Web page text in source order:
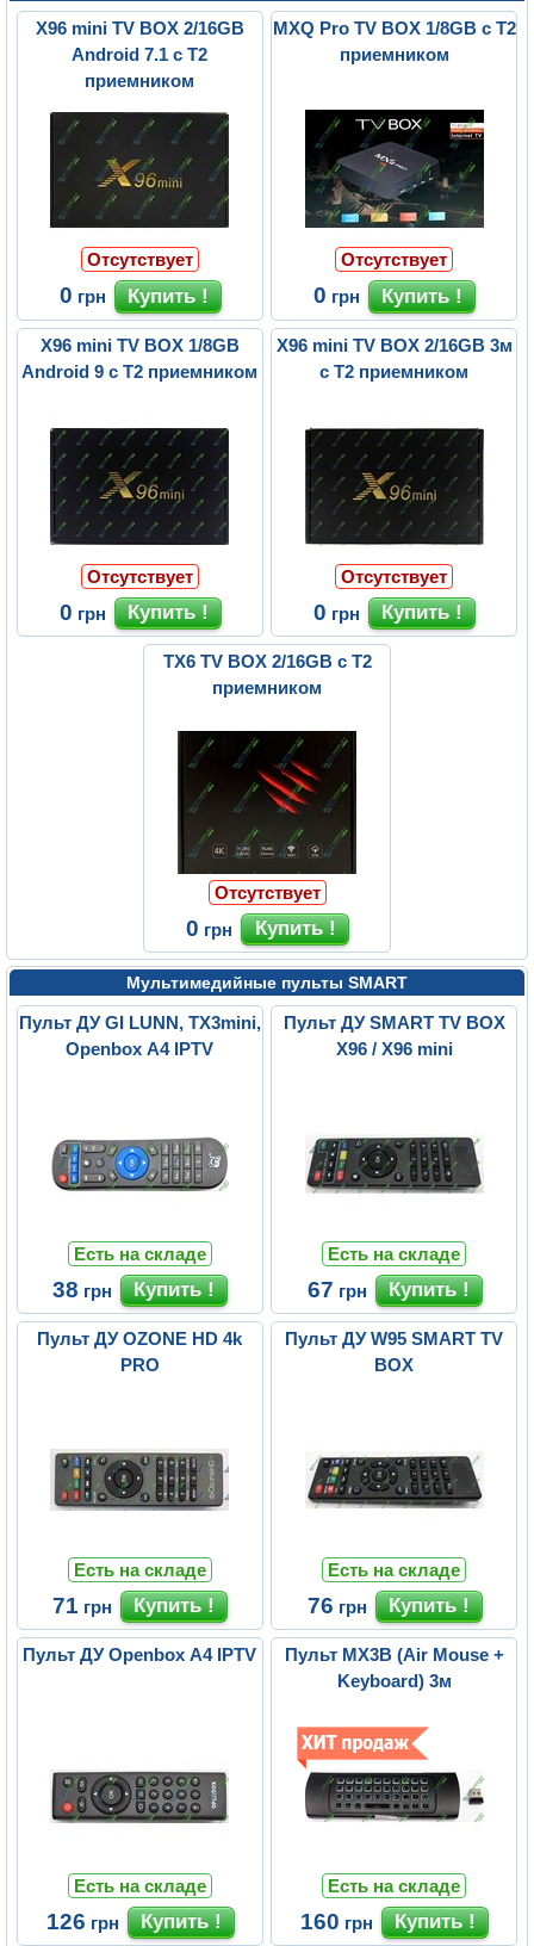
X96 mini TV BOX 2/16GB
Android 7.1 с Т2
приемником
Отсутствует
0 грн
MXQ Pro TV BOX 1/8GB с Т2
приемником
Отсутствует
0 грн
X96 mini TV BOX 1/8GB
Android 9 с Т2 приемником
Отсутствует
0 грн
X96 mini TV BOX 2/16GB 3м
с Т2 приемником
Отсутствует
0 грн
TX6 TV BOX 2/16GB с Т2
приемником
Отсутствует
0 грн
Мультимедийные пульты SMART
Пульт ДУ GI LUNN, TX3mini,
Openbox A4 IPTV
Есть на складе
38 грн
Пульт ДУ SMART TV BOX
X96 / X96 mini
Есть на складе
67 грн
Пульт ДУ OZONE HD 4k
PRO
Есть на складе
71 грн
Пульт ДУ W95 SMART TV
BOX
Есть на складе
76 грн
Пульт ДУ Openbox A4 IPTV
Есть на складе
126 грн
Пульт MX3B (Air Mouse +
Keyboard) 3м
Есть на складе
160 грн